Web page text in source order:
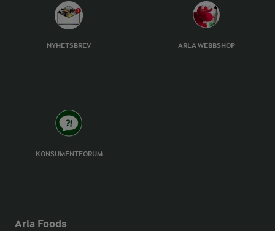
NYHETSBREV ARLA WEBBSHOP
KONSUMENTFORUM
Arla Foods